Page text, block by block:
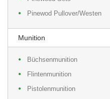
Pinewod Pullover/Westen
Munition
Büchsenmunition
Flintenmunition
Pistolenmunition